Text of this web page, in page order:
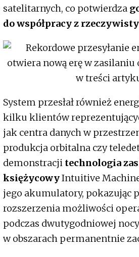
satelitarnych, co potwierdza
do współpracy z
System przesłał również
kilku klientów
jak centra danych w
produkcja orbitalna czy
demonstracji technologia
księżycowyIntuitive
jego akumulatory, pokazując
rozszerzenia możliwości
podczas dwutygodniowej
w obszarach permanentnie